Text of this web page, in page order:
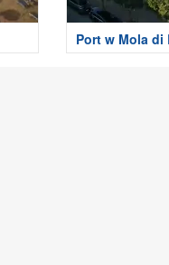
Port w Mola di